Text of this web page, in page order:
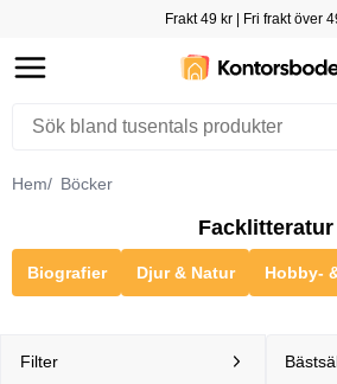
Frakt 49 kr | Fri frakt över
Hem Böcker
Facklitteratur
Biografier Djur & Natur Hobby-
Filter